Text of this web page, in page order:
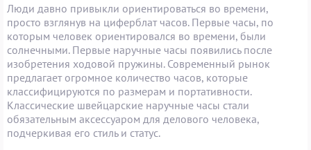
Люди давно привыкли ориентироваться во времени,
просто взглянув на циферблат часов. Первые часы, по
которым человек ориентировался во времени, были
солнечными. Первые наручные часы появились после
изобретения ходовой пружины. Современный рынок
предлагает огромное количество часов, которые
классифицируются по размерам и портативности.
Классические швейцарские наручные часы стали
обязательным аксессуаром для делового человека,
подчеркивая его стиль и статус.